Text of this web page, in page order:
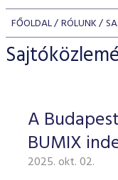
KERESKEDÉSI ADATOK
INDEXEK
Vállalati
Azonnali Piac
Részvények
Származékos piac
BEFEKTETŐK
Részvény
Hitelpapír
BÉT
Alkalmazott
Elszámolás
Részvény és
program
BÉT Xtend -
TŐZSDETAGOK
Tőzsdetagok,
VENDOROK
FŐOLDAL RÓLUNK
A
BUMIX
2025. okt. 02.